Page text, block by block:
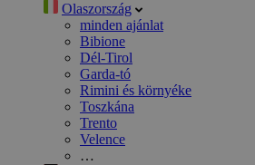
Olaszország
minden ajánlat
Bibione
Dél-Tirol
Garda-tó
Rimini és környéke
Toszkána
Trento
Velence
…